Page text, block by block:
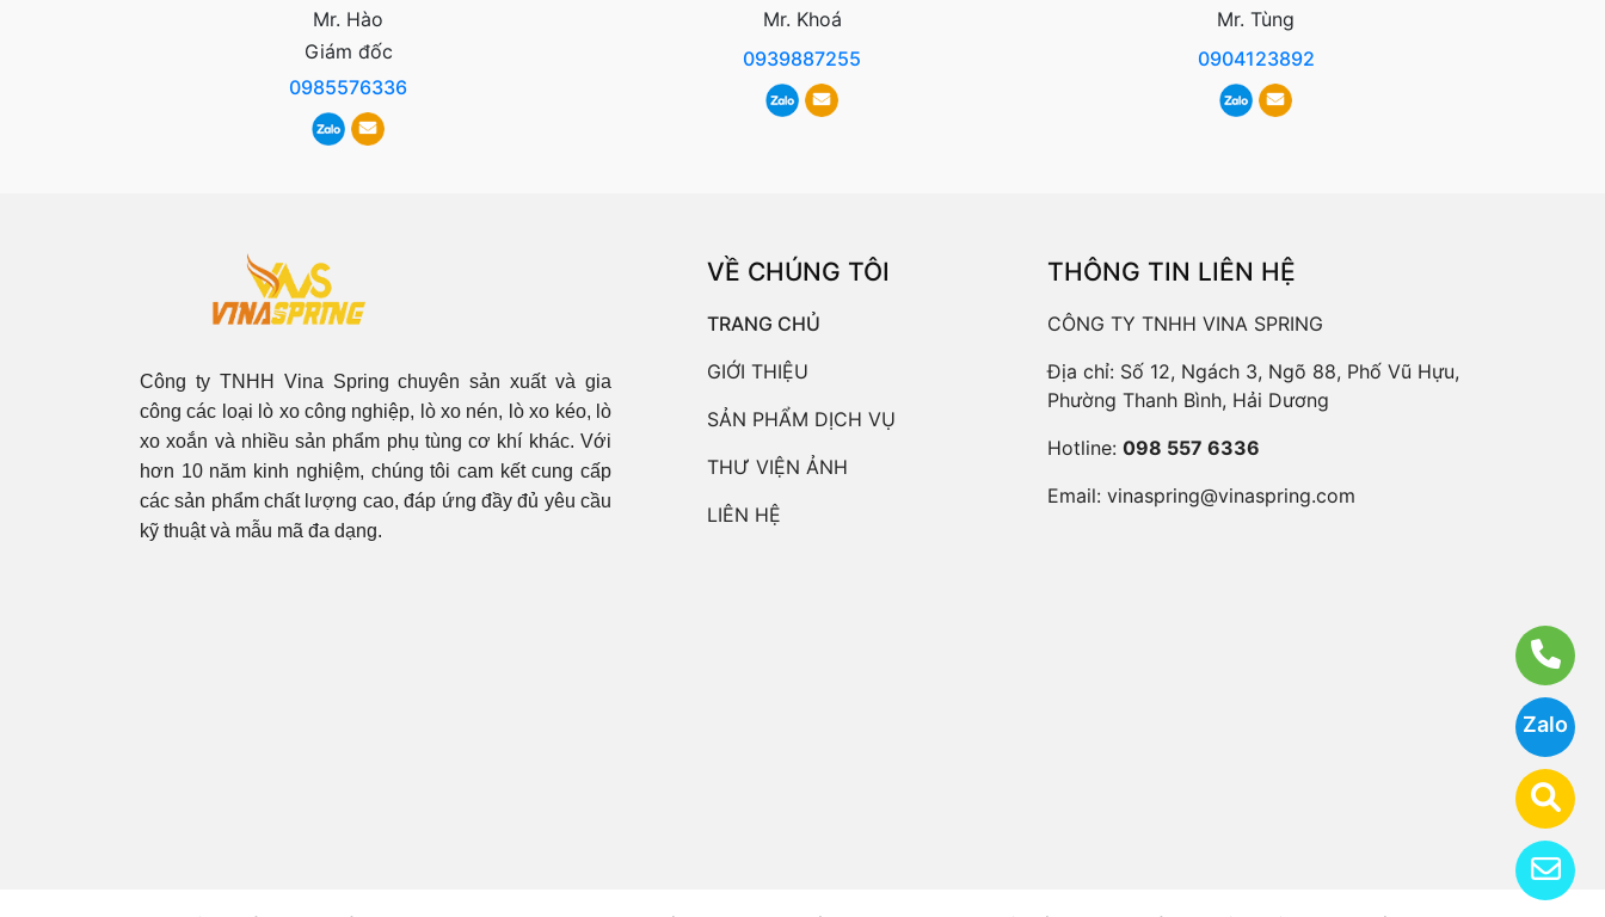
Zalo
Mr. Hào
Giám đốc
0985576336
Mr. Khoá
0939887255
Mr. Tùng
0904123892
Công ty TNHH Vina Spring chuyên sản xuất và gia
công các loại lò xo công nghiệp, lò xo nén, lò xo kéo, lò
xo xoắn và nhiều sản phẩm phụ tùng cơ khí khác. Với
hơn 10 năm kinh nghiệm, chúng tôi cam kết cung cấp
các sản phẩm chất lượng cao, đáp ứng đầy đủ yêu cầu
kỹ thuật và mẫu mã đa dạng.
VỀ CHÚNG TÔI
TRANG CHỦ
GIỚI THIỆU
SẢN PHẨM DỊCH VỤ
THƯ VIỆN ẢNH
LIÊN HỆ
THÔNG TIN LIÊN HỆ
CÔNG TY TNHH VINA SPRING
Địa chỉ: Số 12, Ngách 3, Ngõ 88, Phố Vũ Hựu,
Phường Thanh Bình, Hải Dương
Hotline: 098 557 6336
Email: vinaspring@vinaspring.com